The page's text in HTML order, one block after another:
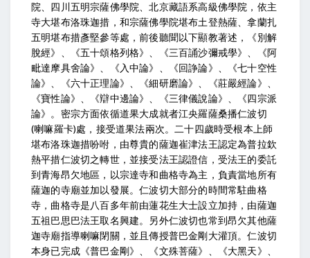
院、四川五明宗薩佛學院、北京藏語系高級佛學院，依主
寺大堪布洛珠迦措，和宗薩佛學院堪布土登熱薩、拿蘭扎
五明堪布措彥堅參等處，前後聽聞以下顯教著述，《別解
脫經》、《五十頌格列格》、《三百誦沙彌戒學》、《阿
毗達摩具舍論》、《入中論》、《回諍論》、《七十空性
論》、《六十正理論》、《細研磨論》、《莊嚴經論》、
《寶性論》、《辯中邊論》、《三律儀說論》、《四宗派
論》。密宗方面依循道果大成就者江央羅薩桑播仁波切
(喇嘛羅卡)處，接受道果法兩次。二十四歲時受根本上師
堪布洛珠迦措吩咐，由尊貴的薩迦崔津法王認定為普拉欽
熱平措仁波切之轉世，並接受法王認證信，受法王的委託
到青海昂欠地區，以宗達寺和曲格寺為主，負責當地所有
薩迦的寺廟並加以發展。仁波切大部分的時間常駐曲格
寺，曲格寺是八百多年前由蓮花生大士設立加持，由薩迦
五祖巴思巴法王取名興建。另外仁波切也常到昂欠其他薩
迦寺廟指導喇嘛閉關，並且傳授普巴金剛大灌頂。仁波切
本身已完成《普巴金剛》、《文殊菩薩》、《大黑天》、